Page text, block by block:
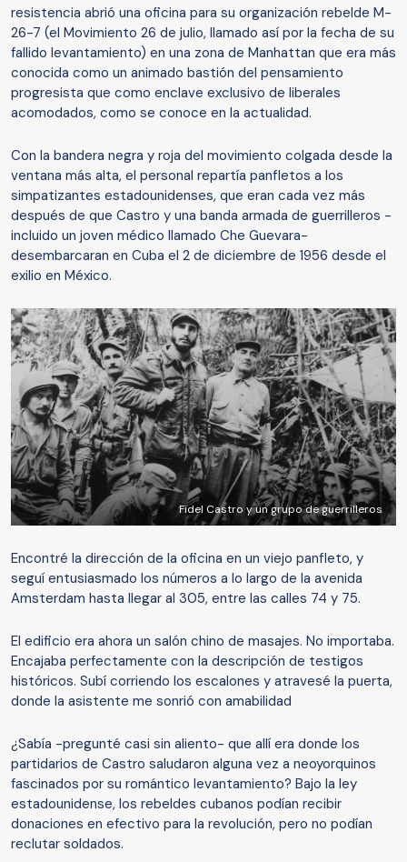
resistencia abrió una oficina para su organización rebelde M-
26-7 (el Movimiento 26 de julio, llamado así por la fecha de su
fallido levantamiento) en una zona de Manhattan que era más
conocida como un animado bastión del pensamiento
progresista que como enclave exclusivo de liberales
acomodados, como se conoce en la actualidad.
Con la bandera negra y roja del movimiento colgada desde la
ventana más alta, el personal repartía panfletos a los
simpatizantes estadounidenses, que eran cada vez más
después de que Castro y una banda armada de guerrilleros -
incluido un joven médico llamado Che Guevara-
desembarcaran en Cuba el 2 de diciembre de 1956 desde el
exilio en México.
Fidel Castro y un grupo de guerrilleros
Encontré la dirección de la oficina en un viejo panfleto, y
seguí entusiasmado los números a lo largo de la avenida
Amsterdam hasta llegar al 305, entre las calles 74 y 75.
El edificio era ahora un salón chino de masajes. No importaba.
Encajaba perfectamente con la descripción de testigos
históricos. Subí corriendo los escalones y atravesé la puerta,
donde la asistente me sonrió con amabilidad
¿Sabía -pregunté casi sin aliento- que allí era donde los
partidarios de Castro saludaron alguna vez a neoyorquinos
fascinados por su romántico levantamiento? Bajo la ley
estadounidense, los rebeldes cubanos podían recibir
donaciones en efectivo para la revolución, pero no podían
reclutar soldados.